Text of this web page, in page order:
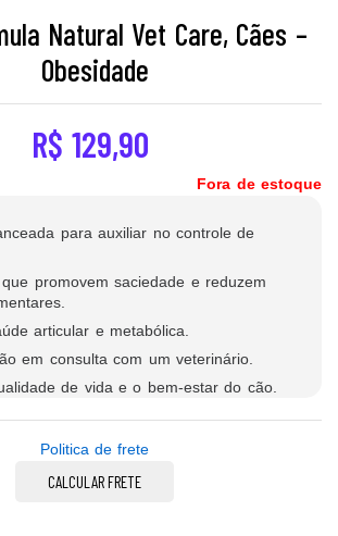
Natural Vet Care, Cães –
Obesidade
R$ 129,90
Fora de estoque
para auxiliar no controle de
promovem saciedade e reduzem
articular e metabólica.
em consulta com um veterinário.
de vida e o bem-estar do cão.
Politica de frete
CALCULAR FRETE